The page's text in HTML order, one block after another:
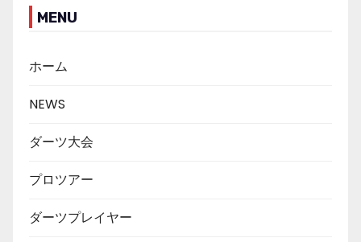
MENU
ホーム
NEWS
ダーツ大会
プロツアー
ダーツプレイヤー